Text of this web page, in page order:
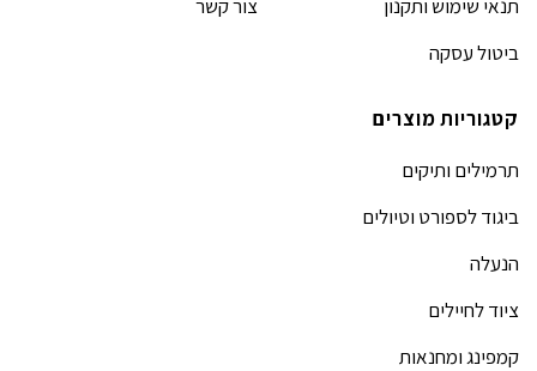
תנאי שימוש ותקנון
ביטול עסקה
צור קשר
קטגוריות מוצרים
תרמילים ותיקים
ביגוד לספורט וטיולים
הנעלה
ציוד לחיילים
קמפינג ומחנאות